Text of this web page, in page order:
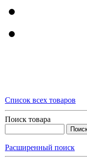
Список всех товаров
Поиск товара
Расширенный поиск